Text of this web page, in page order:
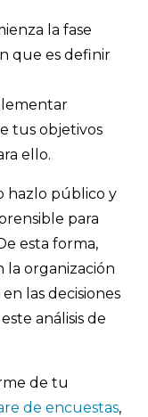
cliente
la fase
que es definir
tus objetivos
ello.
hazlo público y
para
esta forma,
la organización
las decisiones
análisis de
de tu
de encuestas,